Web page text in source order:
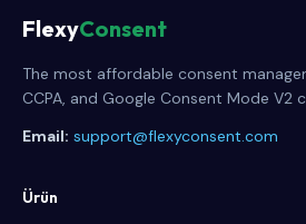
FlexyConsent
The most affordable consent
CCPA, and Google Consent Mode V2
Email: support@flexyconsent.com
Ürün